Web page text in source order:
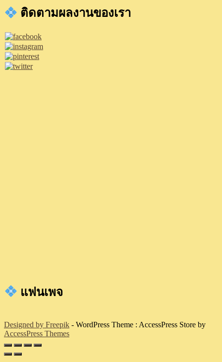
ติดตามผลงานของเรา
แฟนเพจ
Designed by Freepik - WordPress Theme : AccessPress Store by
AccessPress Themes